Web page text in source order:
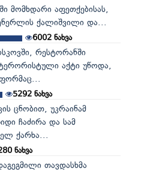
მომხდარი აფეთქებისას,
ქალიშვილი და...
6002 ნახვა
რესტორანში
აქტი უწოდა,
5292ნახვა
ცნობით, უკრაინამ
ჩაძირა და სამ
ქარხა...
ნახვა
თავდასხმა